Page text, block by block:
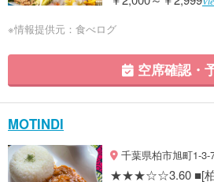
※情報提供元：食べログ
空席確認・
MOTINDI
千葉県柏市旭町1-3-
★★★☆☆3.60 ■[柏